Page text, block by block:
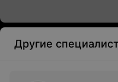
Другие